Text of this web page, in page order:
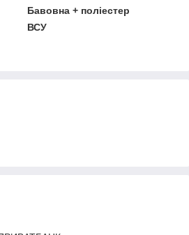
Бавовна + поліестер
ВСУ